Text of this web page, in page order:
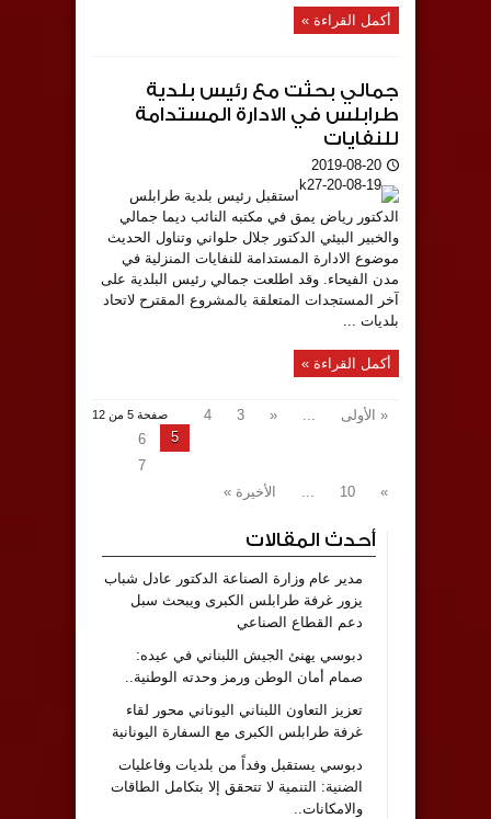
أكمل القراءة »
جمالي بحثت مع رئيس بلدية
طرابلس في الادارة المستدامة
للنفايات
2019-08-20
استقبل رئيس بلدية طرابلس
الدكتور رياض يمق في مكتبه النائب ديما جمالي
والخبير البيئي الدكتور جلال حلواني وتناول الحديث
موضوع الادارة المستدامة للنفايات المنزلية في
مدن الفيحاء. وقد اطلعت جمالي رئيس البلدية على
آخر المستجدات المتعلقة بالمشروع المقترح لاتحاد
بلديات ...
أكمل القراءة »
صفحة 5 من 12 « الأولى ...
«
3
4
5
6
7
»
10
... الأخيرة »
أحدث المقالات
مدير عام وزارة الصناعة الدكتور عادل شباب
يزور غرفة طرابلس الكبرى ويبحث سبل
دعم القطاع الصناعي
دبوسي يهنئ الجيش اللبناني في عيده:
صمام أمان الوطن ورمز وحدته الوطنية..
تعزيز التعاون اللبناني اليوناني محور لقاء
غرفة طرابلس الكبرى مع السفارة اليونانية
دبوسي يستقبل وفداً من بلديات وفاعليات
الضنية: التنمية لا تتحقق إلا بتكامل الطاقات
والامكانات..